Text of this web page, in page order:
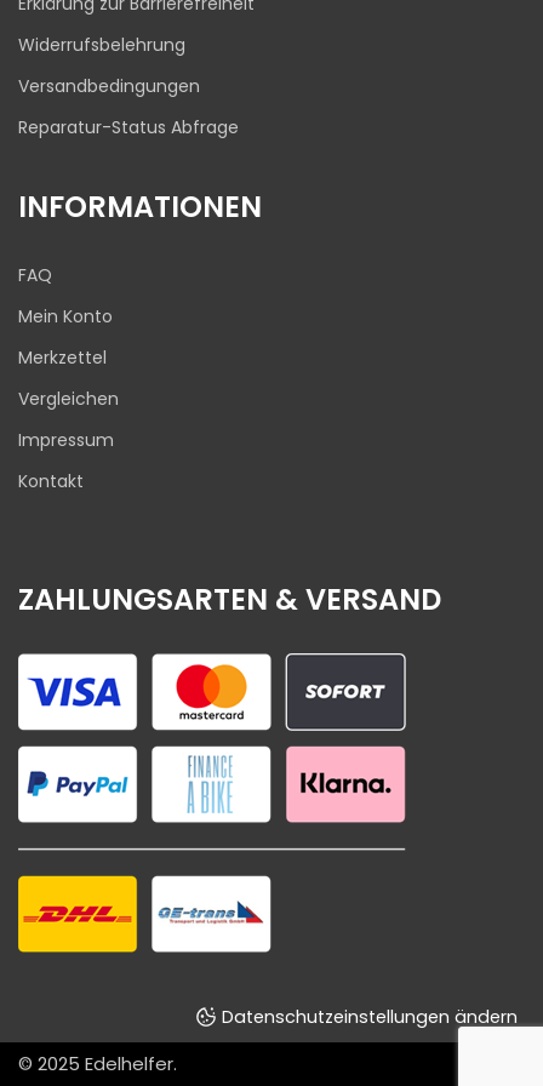
Widerrufsbelehrung
Versandbedingungen
Reparatur-Status Abfrage
INFORMATIONEN
FAQ
Mein Konto
Merkzettel
Vergleichen
Impressum
Kontakt
ZAHLUNGSARTEN & VERSAND
Datenschutzeinstellungen ändern
© 2025 Edelhelfer.